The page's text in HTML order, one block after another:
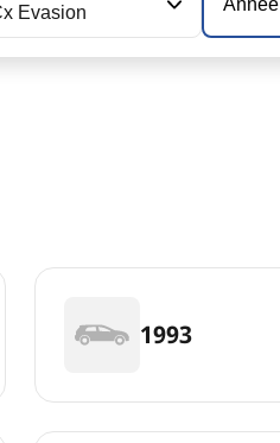
Evasion Année
1993